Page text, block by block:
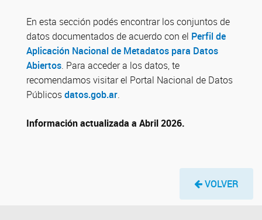
En esta sección podés encontrar los conjuntos de
datos documentados de acuerdo con el Perfil de
Aplicación Nacional de Metadatos para Datos
Abiertos. Para acceder a los datos, te
recomendamos visitar el Portal Nacional de Datos
Públicosdatos.gob.ar.
Información actualizada a Abril 2026.
VOLVER